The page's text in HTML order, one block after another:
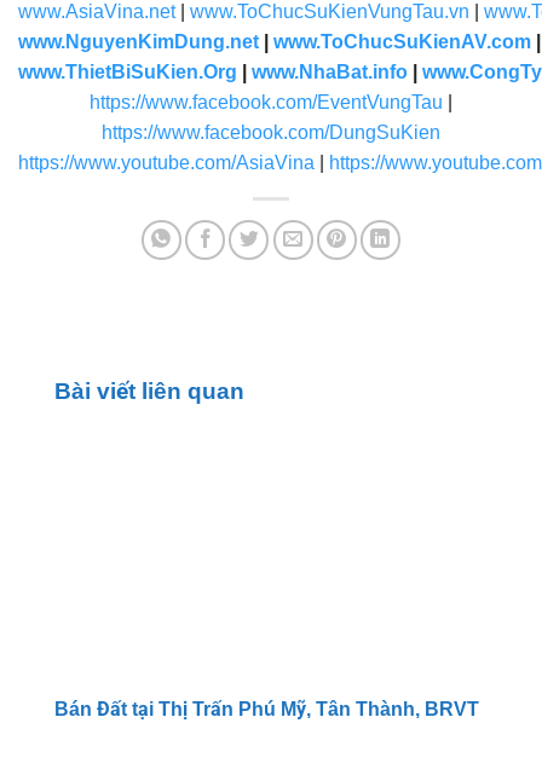
www.AsiaVina.net| www.ToChucSuKienVungTau.vn
www.NguyenKimDung.net
www.ToChucSuKienAV.com
www.ThietBiSuKien.Org
www.NhaBat.info
https://www.facebook.com/EventVungTau
https://www.facebook.com/DungSuKien
https://www.youtube.com/AsiaVina
https://
Bài viết liên quan
Bán Đất tại Thị Trấn Phú Mỹ, Tân Thành, BRVT